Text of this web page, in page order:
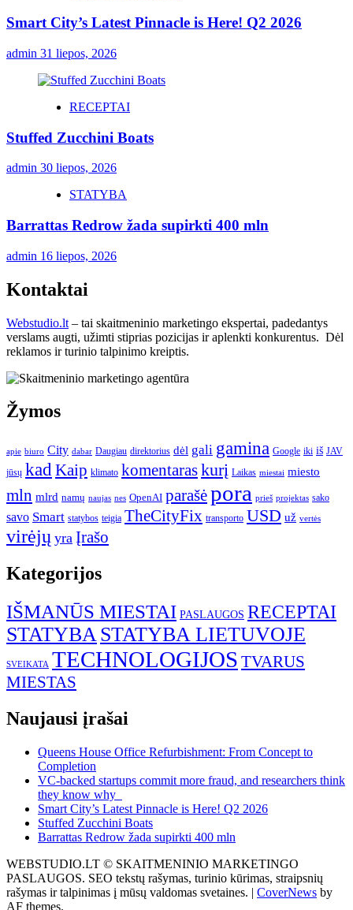
Smart City’s Latest Pinnacle is Here! Q2 2026
admin 31 liepos, 2026
RECEPTAI
Stuffed Zucchini Boats
admin 30 liepos, 2026
STATYBA
Barrattas Redrow žada supirkti 400 mln
admin 16 liepos, 2026
Kontaktai
Webstudio.lt – tai skaitmeninio marketingo ekspertai, padedantys
verslams augti, užimti stiprias pozicijas ir aplenkti konkurentus. Dėl
reklamos ir turinio talpinimo kreiptis.
Žymos
apie biuro City dabar Daugiau direktorius dėl gali gamina Google iki iš JAV
jūsų kadKaip klimato komentaraskurį Laikas miestai miesto
mln mlrd namų naujas nes OpenAI parašėpora prieš projektas sako
savo Smart statybos teigia TheCityFix transporto USD už vertės
virėjų yra Įrašo
Kategorijos
IŠMANŪS MIESTAI PASLAUGOS RECEPTAI
STATYBASTATYBA LIETUVOJE
SVEIKATA TECHNOLOGIJOS TVARUS
MIESTAS
Naujausi įrašai
Queens House Office Refurbishment: From Concept to
Completion
VC-backed startups commit more fraud, and researchers think
they know why
Smart City’s Latest Pinnacle is Here! Q2 2026
Stuffed Zucchini Boats
Barrattas Redrow žada supirkti 400 mln
WEBSTUDIO.LT © SKAITMENINIO MARKETINGO
PASLAUGOS. SEO tekstų rašymas, turinio kūrimas, straipsnių
rašymas ir talpinimas į mūsų valdomas svetaines. | CoverNews by
AF themes.